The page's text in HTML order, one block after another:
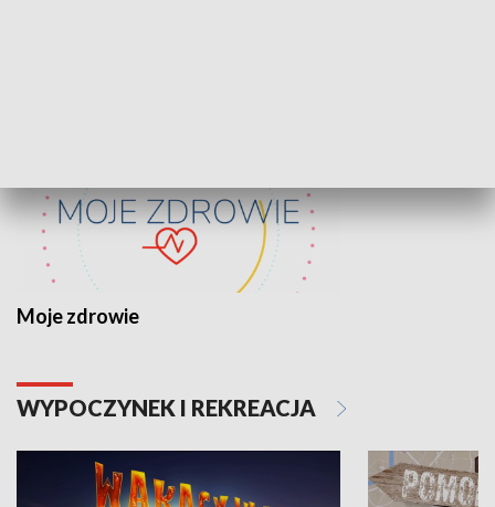
Moje zdrowie
WYPOCZYNEK I REKREACJA